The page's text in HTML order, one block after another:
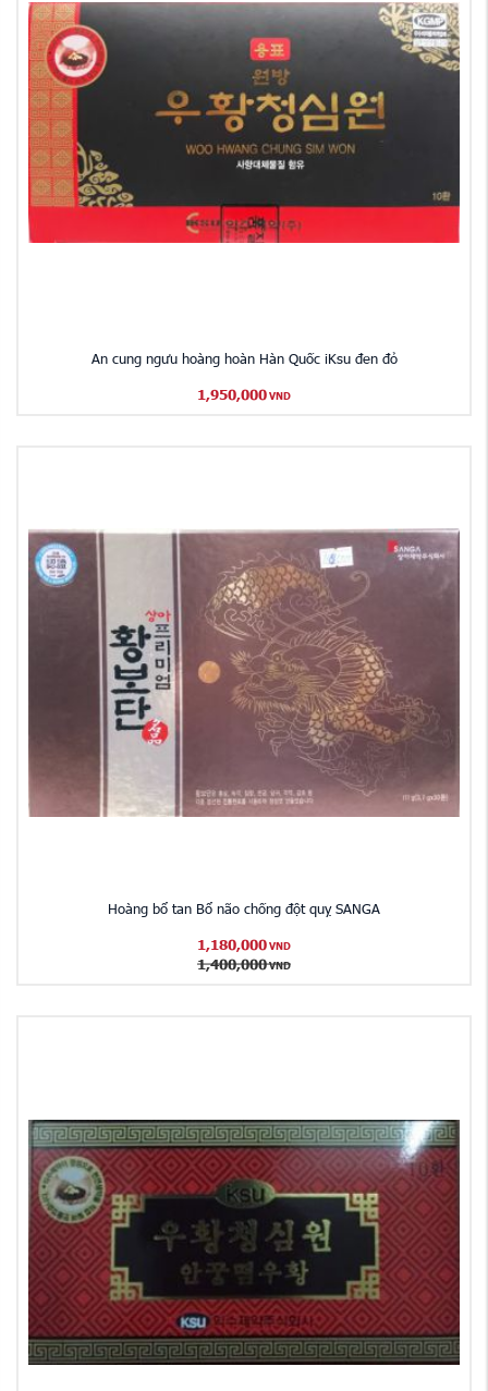
An cung ngưu hoàng hoàn Hàn Quốc iKsu đen đỏ
1,950,000 VND
Hoàng bổ tan Bổ não chống đột quỵ SANGA
1,180,000 VND
1,400,000 VND